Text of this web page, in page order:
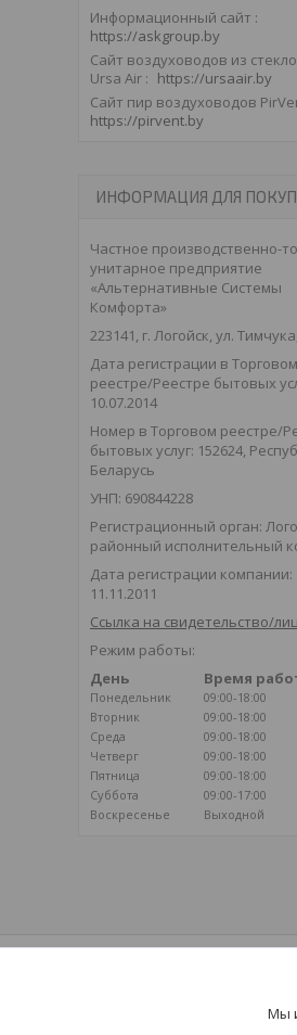
Информационный сайт
https://askgroup.by
Сайт воздуховодов из
Ursa Air
https://ursaair.by
Сайт пир воздуховодов
https://pirvent.by
ИНФОРМАЦИЯ ДЛЯ
Частное производственно-
унитарное предприятие
«Альтернативные Системы
Комфорта»
223141, г. Логойск, ул.
Дата регистрации в Торговом
реестре/Реестре бытовых
10.07.2014
Номер в Торговом реестре/
бытовых услуг: 152624,
Беларусь
УНП: 690844228
Регистрационный орган:
районный исполнительный
Дата регистрации компании:
11.11.2011
Ссылка на свидетельство/
Режим работы:
День
Время
Понедельник
09:00-18:00
Вторник
09:00-18:00
Среда
09:00-18:00
Четверг
09:00-18:00
Пятница
09:00-18:00
Суббота
09:00-17:00
Воскресенье
Выходной
воздушного отопления - путь
Мы